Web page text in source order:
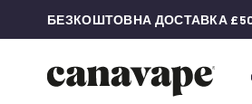
БЕЗКОШТОВНА ДОСТАВКА